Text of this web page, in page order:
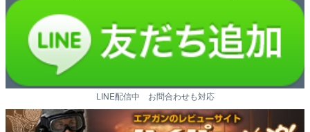
LINE配信中 お問合わせも対応